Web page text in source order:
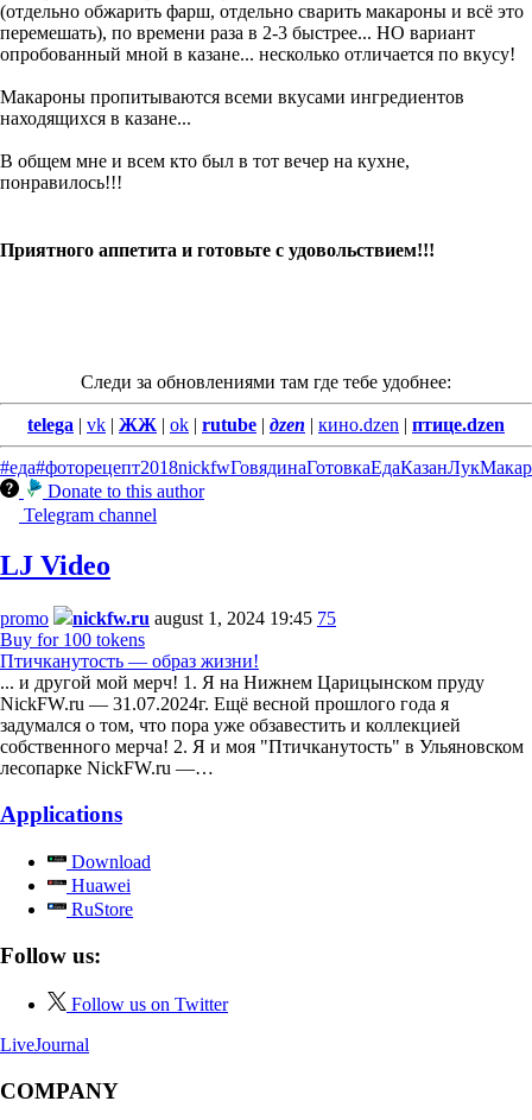
(отдельно обжарить фарш, отдельно сварить макароны и всё это
перемешать), по времени раза в 2-3 быстрее... НО вариант
опробованный мной в казане... несколько отличается по вкусу!
Макароны пропитываются всеми вкусами ингредиентов
находящихся в казане...
В общем мне и всем кто был в тот вечер на кухне,
понравилось!!!
Приятного аппетита и готовьте с удовольствием!!!
Следи за обновлениями там где тебе удобнее:
telega | vk | ЖЖ | ok | rutube | дzen | кино.dzen | птице.dzen
#еда#фоторецепт2018nickfwГовядинаГотовкаЕдаКазанЛук
Donate to this author
Telegram channel
LJ Video
promo nickfw.ru august 1, 2024 19:45 75
Buy for 100 tokens
Птичканутость — образ жизни!
... и другой мой мерч! 1. Я на Нижнем Царицынском пруду
NickFW.ru — 31.07.2024г. Ещё весной прошлого года я
задумался о том, что пора уже обзавестить и коллекцией
собственного мерча! 2. Я и моя "Птичканутость" в Ульяновском
лесопарке NickFW.ru —…
Applications
Download
Huawei
RuStore
Follow us:
Follow us on Twitter
LiveJournal
COMPANY